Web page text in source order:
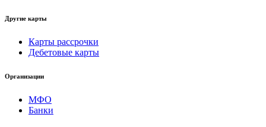
Другие карты
Карты рассрочки
Дебетовые карты
Организации
МФО
Банки